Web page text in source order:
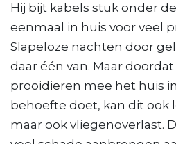
Hij bijt kabels stuk onder
eenmaal in huis voor veel
Slapeloze nachten door
daar één van. Maar
prooidieren mee het huis
behoefte doet, kan dit ook
maar ook vliegenoverlast.